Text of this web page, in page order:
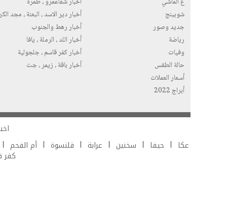
شوبينج
جديد وصور
رياضة
وفيات
حالة الطقس
أسعار العملات
أبراج 2022
أخبار دير الاسد ، البعنة ، مجد
أخبار رهط والجنوب
أخبار اللد ، الرملة ، يافا
أخبار كفر قاسم ، جلجولية
أخبار باقة ، زيمر ، جت
عكا
حيفا سخنين عرابة قلنسوة أم الفحم
كفر